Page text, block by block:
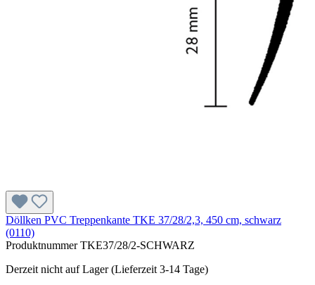
Döllken PVC Treppenkante TKE 37/28/2,3, 450 cm, schwarz
(0110)
ProduktnummerTKE37/28/2-SCHWARZ
Derzeit nicht auf Lager (Lieferzeit 3-14 Tage)